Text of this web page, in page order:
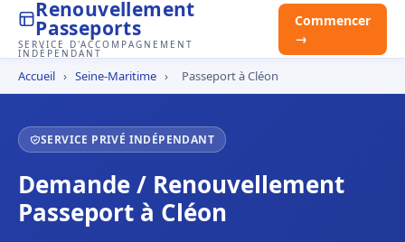
Renouvellement
Passeports
SERVICE D'ACCOMPAGNEMENT
INDÉPENDANT
Commencer
→
Accueil › Seine-Maritime › Passeport à Cléon
SERVICE PRIVÉ INDÉPENDANT
Demande / Renouvellement
Passeport à Cléon